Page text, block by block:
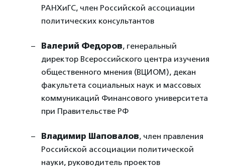
РАНХиГС, член Российской ассоциации
политических консультантов
Валерий Федоров, генеральный
директор Всероссийского центра изучения
общественного мнения (ВЦИОМ), декан
факультета социальных наук и массовых
коммуникаций Финансового университета
при Правительстве РФ
Владимир Шаповалов, член правления
Российской ассоциации политической
науки, руководитель проектов